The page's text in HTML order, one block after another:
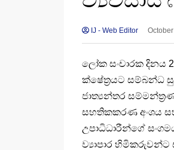
IJ - Web Editor
ලෝක සංචාරක දිනය
ක්ෂේත්‍රයට සම්බන්ධ
ජාත්‍යන්තර සම්මන්ත්‍රණ
සහතිකකරණ අංශය
උපාධිධාරීන්ගේ
ව්‍යාපාර හිමිකරුවන්ට